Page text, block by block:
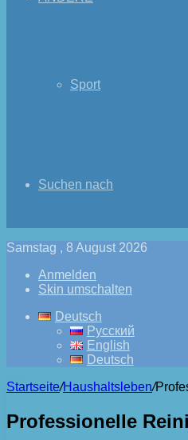
Sport
Suchen nach
Samstag , 8 August 2026
Anmelden
Skin umschalten
Deutsch
Русский
English
Deutsch
Startseite/Haushaltsleben/
Professionelle